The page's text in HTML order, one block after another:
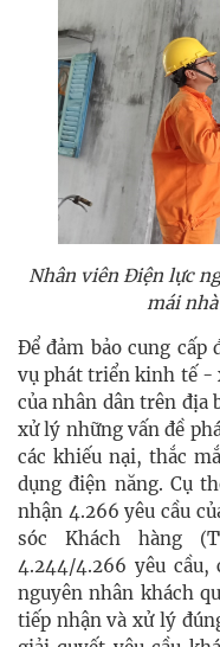
Nhân viên Điện lực
mái nhà
Để đảm bảo cung cấp
vụ phát triển kinh tế -
của nhân dân trên địa
xử lý những vấn đề
các khiếu nại, thắc
dụng điện năng. Cụ
nhận 4.266 yêu cầu
sóc Khách hàng
4.244/4.266 yêu
nguyên nhân khách
tiếp nhận và xử lý